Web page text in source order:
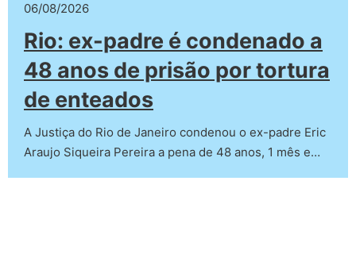
06/08/2026
Rio: ex-padre é condenado a
48 anos de prisão por tortura
de enteados
A Justiça do Rio de Janeiro condenou o ex-padre Eric
Araujo Siqueira Pereira a pena de 48 anos, 1 mês e…